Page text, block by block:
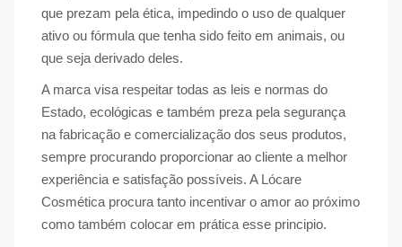
que prezam pela ética, impedindo o uso de qualquer
ativo ou fórmula que tenha sido feito em animais, ou
que seja derivado deles.
A marca visa respeitar todas as leis e normas do
Estado, ecológicas e também preza pela segurança
na fabricação e comercialização dos seus produtos,
sempre procurando proporcionar ao cliente a melhor
experiência e satisfação possíveis. A Lócare
Cosmética procura tanto incentivar o amor ao próximo
como também colocar em prática esse principio.